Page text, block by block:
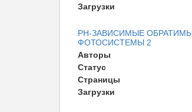
Загрузки
РН-ЗАВИСИМЫЕ
ФОТОСИСТЕМЫ 2
Авторы
Статус
Страницы
Загрузки